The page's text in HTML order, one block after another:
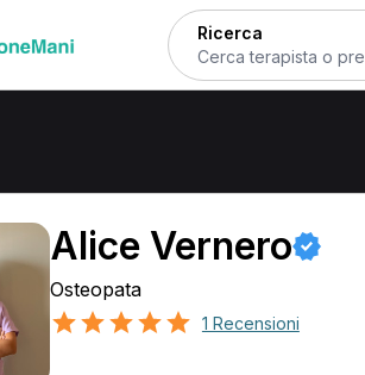
Ricerca
Carmagnola
Alice Vernero
Osteopata
1 Recensioni